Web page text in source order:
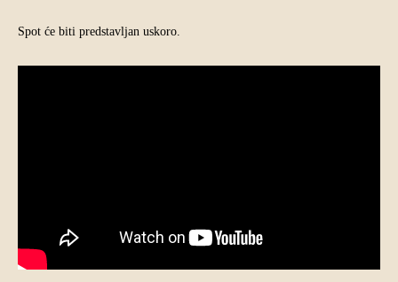
Spot će biti predstavljan uskoro.